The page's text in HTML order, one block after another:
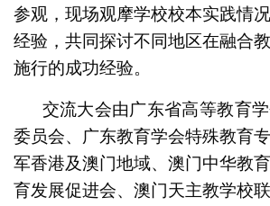
参观，现场观摩学校校本实践情
经验，共同探讨不同地区在融合
施行的成功经验。
交流大会由广东省高等教育
委员会、广东教育学会特殊教育
军香港及澳门地域、澳门中华教
育发展促进会、澳门天主教学校